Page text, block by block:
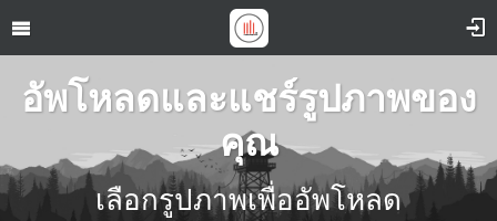
อัพโหลดและแชร์รูปภาพของ
คุณ
เลือกรูปภาพเพื่ออัพโหลด